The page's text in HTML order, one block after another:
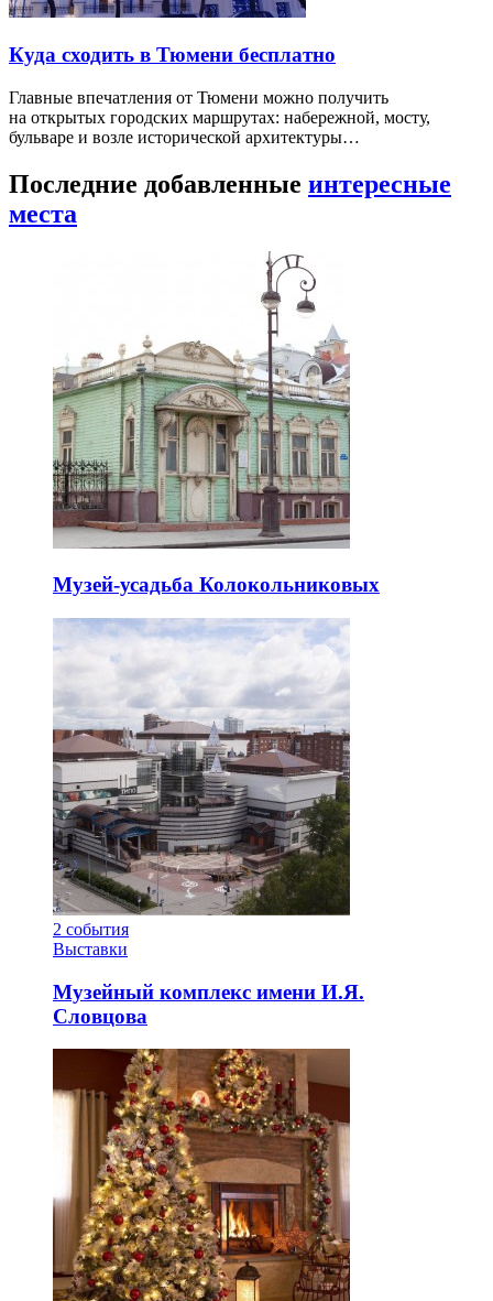
Куда сходить в Тюмени бесплатно
Главные впечатления от Тюмени можно получить
на открытых городских маршрутах: набережной, мосту,
бульваре и возле исторической архитектуры…
Последние добавленные интересные
места
Музей-усадьба Колокольниковых
2 события
Выставки
Музейный комплекс имени И.Я.
Словцова